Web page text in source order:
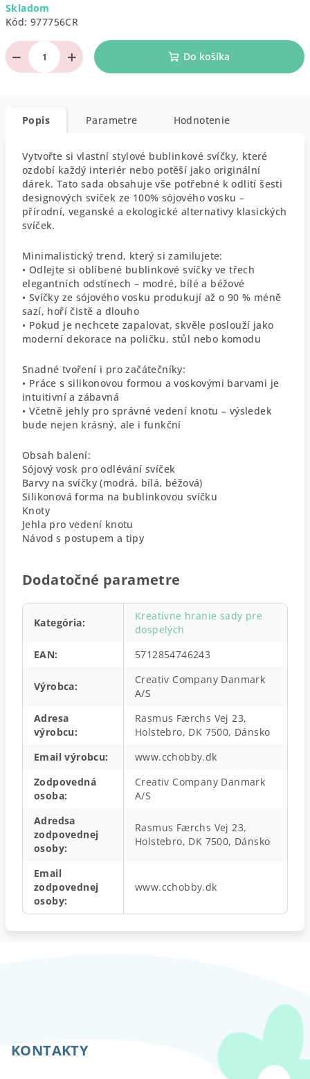
cena:
Skladom
Kód: 977756CR
+
− Do košíka
Popis Parametre Hodnotenie
Vytvořte si vlastní stylové bublinkové svíčky, které
ozdobí každý interiér nebo potěší jako originální
dárek. Tato sada obsahuje vše potřebné k odlití šesti
designových svíček ze 100% sójového vosku –
přírodní, veganské a ekologické alternativy klasických
svíček.
Minimalistický trend, který si zamilujete:
• Odlejte si oblíbené bublinkové svíčky ve třech
elegantních odstínech – modré, bílé a béžové
• Svíčky ze sójového vosku produkují až o 90 % méně
sazí, hoří čistě a dlouho
• Pokud je nechcete zapalovat, skvěle poslouží jako
moderní dekorace na poličku, stůl nebo komodu
Snadné tvoření i pro začátečníky:
• Práce s silikonovou formou a voskovými barvami je
intuitivní a zábavná
• Včetně jehly pro správné vedení knotu – výsledek
bude nejen krásný, ale i funkční
Obsah balení:
Sójový vosk pro odlévání svíček
Barvy na svíčky (modrá, bílá, béžová)
Silikonová forma na bublinkovou svíčku
Knoty
Jehla pro vedení knotu
Návod s postupem a tipy
Dodatočné parametre
Kategória:
Kreatívne hranie sady pre
dospelých
EAN: 5712854746243
Výrobca:
Creativ Company Danmark
A/S
Adresa
výrobcu:
Rasmus Færchs Vej 23,
Holstebro, DK 7500, Dánsko
Email výrobcu:
www.cchobby.dk
Zodpovedná
osoba:
Creativ Company Danmark
A/S
Adredsa
zodpovednej
osoby:
Rasmus Færchs Vej 23,
Holstebro, DK 7500, Dánsko
Email
zodpovednej
osoby:
www.cchobby.dk
KONTAKTY